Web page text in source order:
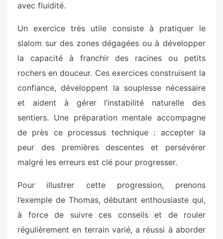
avec fluidité.
Un exercice très utile consiste à pratiquer le
slalom sur des zones dégagées ou à développer
la capacité à franchir des racines ou petits
rochers en douceur. Ces exercices construisent la
confiance, développent la souplesse nécessaire
et aident à gérer l’instabilité naturelle des
sentiers. Une préparation mentale accompagne
de près ce processus technique : accepter la
peur des premières descentes et persévérer
malgré les erreurs est clé pour progresser.
Pour illustrer cette progression, prenons
l’exemple de Thomas, débutant enthousiaste qui,
à force de suivre ces conseils et de rouler
régulièrement en terrain varié, a réussi à aborder